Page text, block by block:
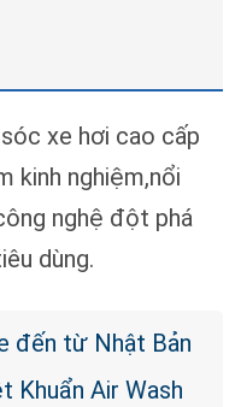
xe hơi cao cấp
kinh nghiệm,nổi
nghệ đột phá
dùng.
đến từ Nhật Bản
Khuẩn Air Wash